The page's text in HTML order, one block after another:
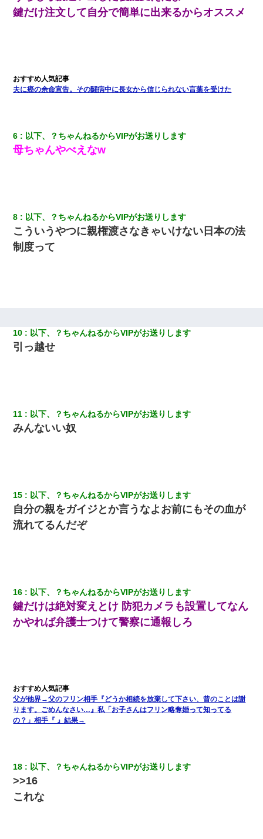
ワイアラサー主婦、昨晩久しぶりに夫と致した結果ｗｗｗｗｗ
新卒の女性社員に1年半ストーカーされていた。俺「マジで怖い」
上司「話をしてみる」→女性社員「実は10数年前に…」
反論をしてみた
ークですね！」俺（！？）
私『貯金貯まったし、やっと家建てられるね！』夫「実家を二世
22歳の頃、父に36歳の男性とお見合いをしてくれと頼まれた。父
の親会社の経営者の息子さんだったので、父も喜んで私の写真を
送ったんだが→
【GJ!】会社から帰宅中、広い駐車場にエンジンかけっ放しの車を
って知ってるの？」相手『 』結果→
見合いにて。嫁「はじめまして」俺「失礼ですが○○さんご本人で
すか？」
友人とふたりで山口に旅行した時の事。レンタカーを借りて山の
中の道を走っていたら、突然ガガッ！って音がして…
ら、旦那の顔が曇って雰囲気が一転。そそくさと話を切り上げて
いつもより早く寝付いてしまった…｜生活｜ワロタあんてな
父親がくも膜下出血で突然ﾀﾋ。→母の貯金が0なことが判明。→母
「私を家に置いてほしい、どうか見捨てないで(土下座」俺・嫁
「…」
鍵だけ注文して自分で簡単に出来るからオススメ
夫に癌の余命宣告。その闘病中に長女から信じられない言葉を受けた
6 以下、？ちゃんねるからVIPがお送りします
母ちゃんやべえなw
8 以下、？ちゃんねるからVIPがお送りします
こういうやつに親権渡さなきゃいけない日本の法
制度って
10 以下、？ちゃんねるからVIPがお送りします
引っ越せ
11 以下、？ちゃんねるからVIPがお送りします
みんないい奴
15 以下、？ちゃんねるからVIPがお送りします
自分の親をガイジとか言うなよお前にもその血が
流れてるんだぞ
16 以下、？ちゃんねるからVIPがお送りします
鍵だけは絶対変えとけ 防犯カメラも設置してなん
かやれば弁護士つけて警察に通報しろ
父が他界→父のフリン相手『どうか相続を放棄して下さい、昔のことは謝
ります。ごめんなさい…』私「お子さんはフリン略奪婚って知ってる
の？」相手『 』結果→
18 以下、？ちゃんねるからVIPがお送りします
>>16
これな